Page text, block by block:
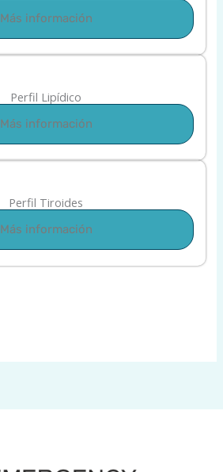
Más información
Perfil Lipídico
Más información
Perfil Tiroides
Más información